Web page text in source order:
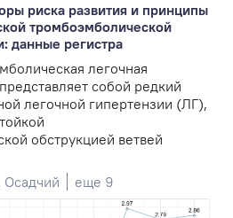
риска развития и принципы
тромбоэмболической
данные регистра
легочная
собой редкий
легочной гипертензии (ЛГ),
обструкцией ветвей
еще 9